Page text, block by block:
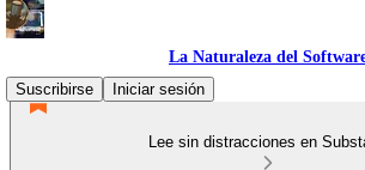
La Naturaleza del
Suscribirse
Iniciar sesión
Lee sin distracciones en